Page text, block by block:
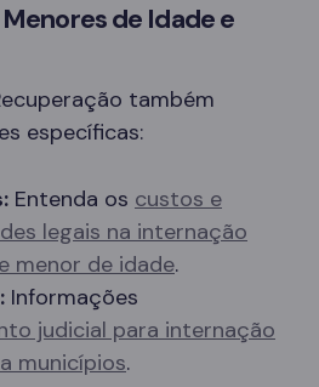
de Idade e
também
específicas:
Entenda os custos e
legais na internação
menor de idade.
Informações
judicial para internação
municípios.